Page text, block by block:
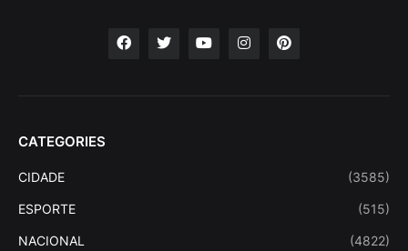
CATEGORIES
CIDADE (3585)
ESPORTE (515)
NACIONAL (4822)